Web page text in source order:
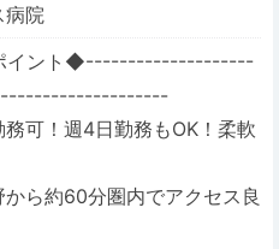
病院
イント◆--------------------
務可！週4日勤務もOK！柔軟
から約60分圏内でアクセス良